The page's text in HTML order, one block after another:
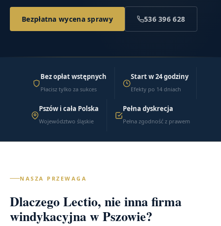
Bezpłatna wycena sprawy 536 396 628
Bez opłat wstępnych
Płacisz tylko za sukces
Start w 24 godziny
Efekty po 14 dniach
Pszów i cała Polska
Województwo śląskie
Pełna dyskrecja
Pełna zgodność z prawem
NASZA PRZEWAGA
Dlaczego Lectio, nie inna firma
windykacyjna w Pszowie?